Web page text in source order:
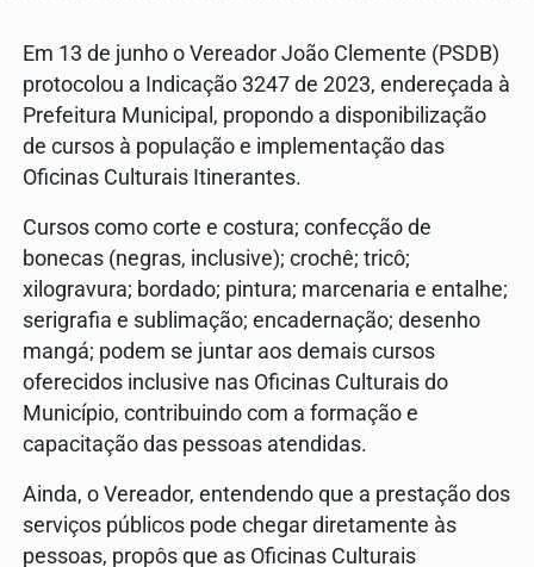
Em 13 de junho o Vereador João Clemente (PSDB)
protocolou a Indicação 3247 de 2023, endereçada à
Prefeitura Municipal, propondo a disponibilização
de cursos à população e implementação das
Oficinas Culturais Itinerantes.
Cursos como corte e costura; confecção de
bonecas (negras, inclusive); crochê; tricô;
xilogravura; bordado; pintura; marcenaria e entalhe;
serigrafia e sublimação; encadernação; desenho
mangá; podem se juntar aos demais cursos
oferecidos inclusive nas Oficinas Culturais do
Município, contribuindo com a formação e
capacitação das pessoas atendidas.
Ainda, o Vereador, entendendo que a prestação dos
serviços públicos pode chegar diretamente às
pessoas, propôs que as Oficinas Culturais